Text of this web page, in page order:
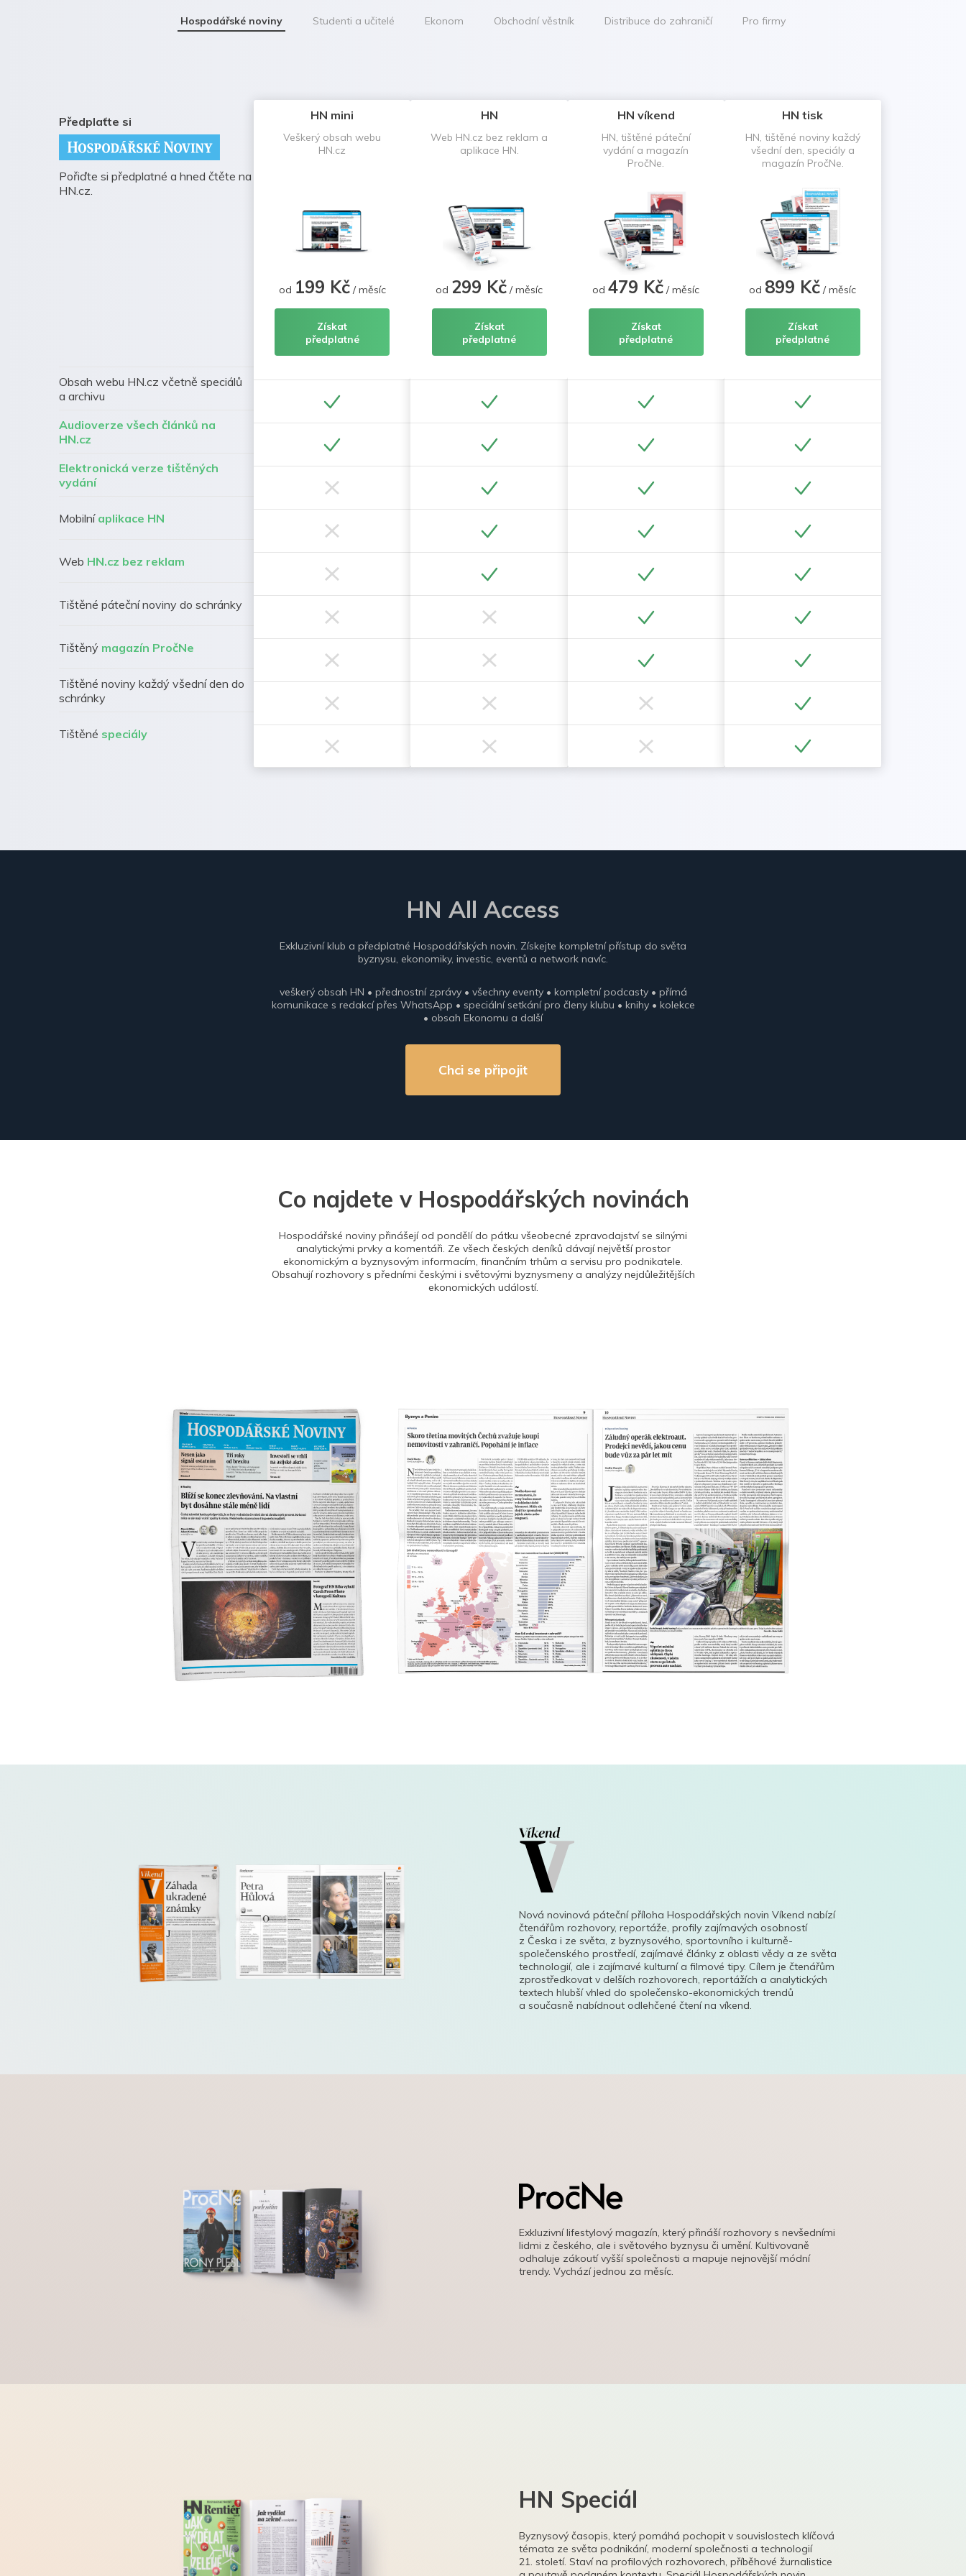
Hospodářské noviny Studenti a učitelé Ekonom Obchodní věstník Distribuce do zahraničí Pro firmy
Předplaťte si
Pořiďte si předplatné a hned čtěte na
HN.cz.
Obsah webu HN.cz včetně speciálů
a archivu
Audioverze všech článků na
HN.cz
Elektronická verze tištěných
vydání
Mobilní aplikace HN
Web HN.cz bez reklam
Tištěné páteční noviny do schránky
Tištěný magazín PročNe
Tištěné noviny každý všední den do
schránky
Tištěné speciály
HN mini
Veškerý obsah webu
HN.cz
od 199 Kč/ měsíc
Získat
předplatné
HN
Web HN.cz bez reklam a
aplikace HN.
od 299 Kč / měsíc
Získat
předplatné
HN víkend
HN, tištěné páteční
vydání a magazín
PročNe.
od479 Kč / měsíc
Získat
předplatné
HN tisk
HN, tištěné noviny každý
všední den, speciály a
magazín PročNe.
od 899 Kč / měsíc
Získat
předplatné
HN All Access
Exkluzivní klub a předplatné Hospodářských novin. Získejte kompletní přístup do světa
byznysu, ekonomiky, investic, eventů a network navíc.
veškerý obsah HN • přednostní zprávy • všechny eventy • kompletní podcasty • přímá
komunikace s redakcí přes WhatsApp • speciální setkání pro členy klubu • knihy • kolekce
• obsah Ekonomu a další
Chci se připojit
Co najdete v Hospodářských novinách
Hospodářské noviny přinášejí od pondělí do pátku všeobecné zpravodajství se silnými
analytickými prvky a komentáři. Ze všech českých deníků dávají největší prostor
ekonomickým a byznysovým informacím, finančním trhům a servisu pro podnikatele.
Obsahují rozhovory s předními českými i světovými byznysmeny a analýzy nejdůležitějších
ekonomických událostí.
Nová novinová páteční příloha Hospodářských novin Víkend nabízí
čtenářům rozhovory, reportáže, profily zajímavých osobností
z Česka i ze světa, z byznysového, sportovního i kulturně-
společenského prostředí, zajímavé články z oblasti vědy a ze světa
technologií, ale i zajímavé kulturní a filmové tipy. Cílem je čtenářům
zprostředkovat v delších rozhovorech, reportážích a analytických
textech hlubší vhled do společensko-ekonomických trendů
a současně nabídnout odlehčené čtení na víkend.
Exkluzivní lifestylový magazín, který přináší rozhovory s nevšedními
lidmi z českého, ale i světového byznysu či umění. Kultivovaně
odhaluje zákoutí vyšší společnosti a mapuje nejnovější módní
trendy. Vychází jednou za měsíc.
HN Speciál
Byznysový časopis, který pomáhá pochopit v souvislostech klíčová
témata ze světa podnikání, moderní společnosti a technologií
21. století. Staví na profilových rozhovorech, příběhové žurnalistice